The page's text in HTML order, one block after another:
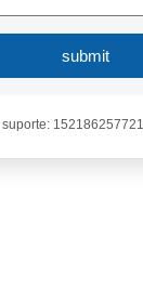
submit
suporte: